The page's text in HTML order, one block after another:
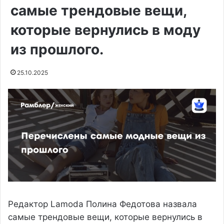
самые трендовые вещи,
которые вернулись в моду
из прошлого.
25.10.2025
Редактор Lamoda Полина Федотова назвала
самые трендовые вещи, которые вернулись в